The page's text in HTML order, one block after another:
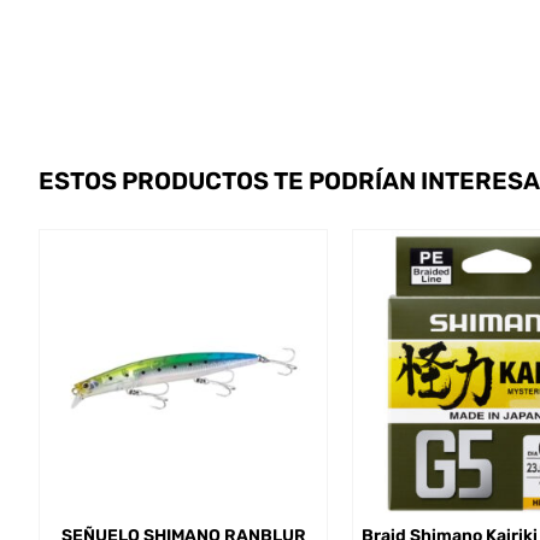
ESTOS PRODUCTOS TE PODRÍAN